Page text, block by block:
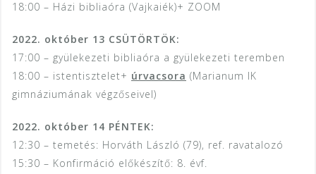
18:00 – Házi bibliaóra (Vajkaiék)+ ZOOM
2022. október 13 CSÜTÖRTÖK:
17:00 – gyülekezeti bibliaóra a gyülekezeti teremben
18:00 – istentisztelet+ úrvacsora (Marianum IK
gimnáziumának végzőseivel)
2022. október 14 PÉNTEK:
12:30 – temetés: Horváth László (79), ref. ravatalozó
15:30 – Konfirmáció előkészítő: 8. évf.